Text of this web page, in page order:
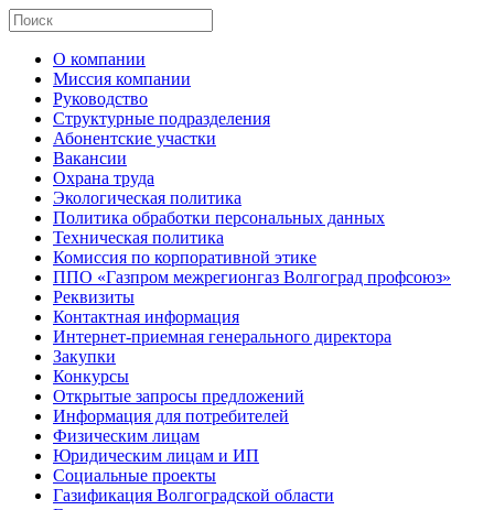
О компании
Миссия компании
Руководство
Структурные подразделения
Абонентские участки
Вакансии
Охрана труда
Экологическая политика
Политика обработки персональных данных
Техническая политика
Комиссия по корпоративной этике
ППО «Газпром межрегионгаз Волгоград профсоюз»
Реквизиты
Контактная информация
Интернет-приемная генерального директора
Закупки
Конкурсы
Открытые запросы предложений
Информация для потребителей
Физическим лицам
Юридическим лицам и ИП
Социальные проекты
Газификация Волгоградской области